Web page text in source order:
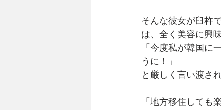
そんな彼女が臼杵
は、全く美容に興
「今度私が韓国に
うに！」
と厳しく言い渡さ
「地方移住しても